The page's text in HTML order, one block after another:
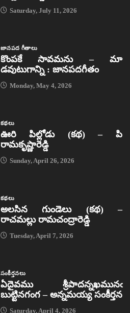
Saturday, July 11, 2026
జానపద గీతాలు
కొంపకే సావమను – మా
డవుటుగాన్ని : జానపదగీతం
Monday, May 4, 2026
కథలు
ఊరి పిల్లోడు (కథ) – పి
రామకృష్ణారెడ్డి
Sunday, April 26, 2026
కథలు
అలసిన గుండెలు (కథ) –
రాచమల్లు రామచంద్రారెడ్డి
Tuesday, April 7, 2026
సంకీర్తనలు
ఏదైవము శ్రీపాదన్నఖమునఁ
బుట్టినగంగ – అన్నమయ్య సంకీర్తన
Saturday, April 4, 2026